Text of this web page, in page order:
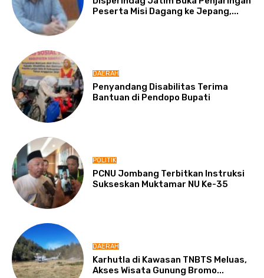
Peserta Misi Dagang ke Jepang,...
DAERAH
Penyandang Disabilitas Terima
Bantuan di Pendopo Bupati
POLITIK
PCNU Jombang Terbitkan Instruksi
Sukseskan Muktamar NU Ke-35
DAERAH
Karhutla di Kawasan TNBTS Meluas,
Akses Wisata Gunung Bromo...